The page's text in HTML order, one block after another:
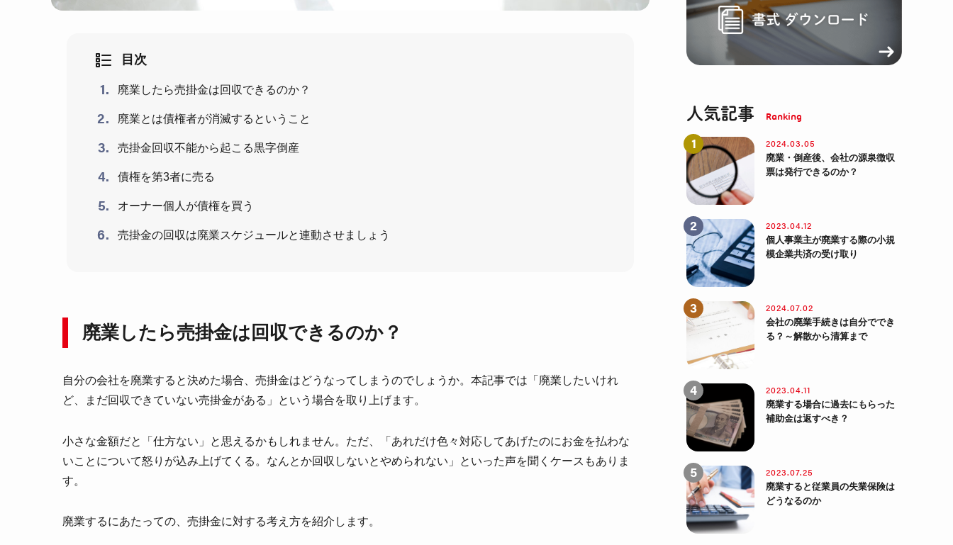
目次
廃業したら売掛金は回収できるのか？
廃業とは債権者が消滅するということ
売掛金回収不能から起こる黒字倒産
債権を第3者に売る
オーナー個人が債権を買う
売掛金の回収は廃業スケジュールと連動させましょう
廃業したら売掛金は回収できるのか？
自分の会社を廃業すると決めた場合、売掛金はどうなってしまうのでしょうか。本記事では「廃業したいけれ
ど、まだ回収できていない売掛金がある」という場合を取り上げます。
小さな金額だと「仕方ない」と思えるかもしれません。ただ、「あれだけ色々対応してあげたのにお金を払わな
いことについて怒りが込み上げてくる。なんとか回収しないとやめられない」といった声を聞くケースもありま
す。
廃業するにあたっての、売掛金に対する考え方を紹介します。
人気記事
廃業・倒産後、会社の源泉徴収
票は発行できるのか？
2024.03.05
個人事業主が廃業する際の小規
模企業共済の受け取り
2023.04.12
会社の廃業手続きは自分ででき
る？～解散から清算まで
2024.07.02
廃業する場合に過去にもらった
補助金は返すべき？
2023.04.11
廃業すると従業員の失業保険は
どうなるのか
2023.07.25